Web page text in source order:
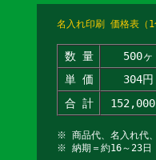
名入れ印刷 価格表（1
数 量 500ヶ
単 価
304円
合 計
152,000
※ 商品代、名入れ代
※ 納期＝約16～23日